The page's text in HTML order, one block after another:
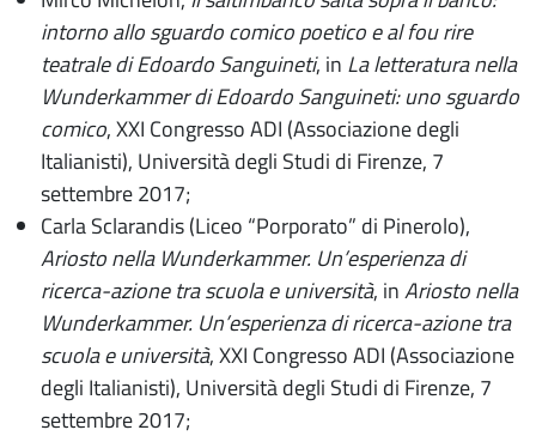
intorno allo sguardo comico poetico e al fou rire
teatrale di Edoardo Sanguineti, in La letteratura nella
Wunderkammer di Edoardo Sanguineti: uno sguardo
comico, XXI Congresso ADI (Associazione degli
Italianisti), Università degli Studi di Firenze, 7
settembre 2017;
Carla Sclarandis (Liceo “Porporato” di Pinerolo),
Ariosto nella Wunderkammer. Un’esperienza di
ricerca-azione tra scuola e università, inAriosto nella
Wunderkammer. Un’esperienza di ricerca-azione tra
scuola e università,XXI Congresso ADI (Associazione
degli Italianisti), Università degli Studi di Firenze, 7
settembre 2017;